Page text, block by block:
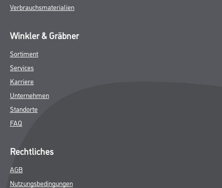
Verbrauchsmaterialien
Winkler & Gräbner
Sortiment
Services
Karriere
Unternehmen
Standorte
FAQ
Rechtliches
AGB
Nutzungsbedingungen